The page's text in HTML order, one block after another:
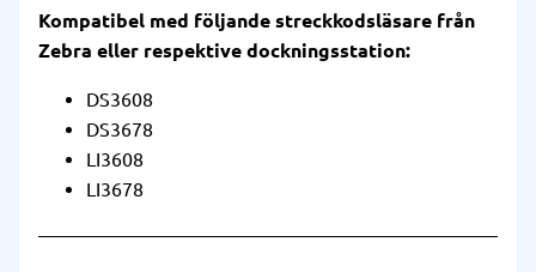
Kompatibel med följande streckkodsläsare från
Zebra eller respektive dockningsstation:
DS3608
DS3678
LI3608
LI3678